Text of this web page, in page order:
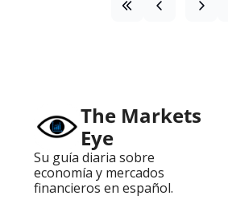
The Markets
Eye
Su guía diaria sobre
economía y mercados
financieros en español.